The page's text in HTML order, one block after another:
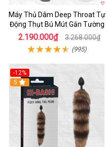
Máy Thủ Dâm Deep Throat Tự
Động Thụt Bú Mút Gắn Tường
2.190.000₫ 3.268.000₫
(995)
-12%
Hot
5